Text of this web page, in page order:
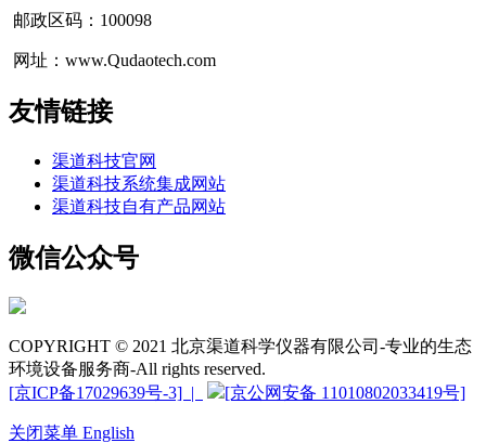
邮政区码：100098
网址：www.Qudaotech.com
友情链接
渠道科技官网
渠道科技系统集成网站
渠道科技自有产品网站
微信公众号
COPYRIGHT © 2021 北京渠道科学仪器有限公司-专业的生态
环境设备服务商-All rights reserved.
[京ICP备17029639号-3] |
[京公网安备 11010802033419号]
关闭菜单 English